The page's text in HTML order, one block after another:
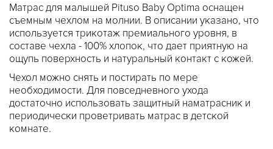
Матрас для малышей Pituso Baby Optima оснащен
съемным чехлом на молнии. В описании указано, что
используется трикотаж премиального уровня, в
составе чехла - 100% хлопок, что дает приятную на
ощупь поверхность и натуральный контакт с кожей.
Чехол можно снять и постирать по мере
необходимости. Для повседневного ухода
достаточно использовать защитный наматрасник и
периодически проветривать матрас в детской
комнате.